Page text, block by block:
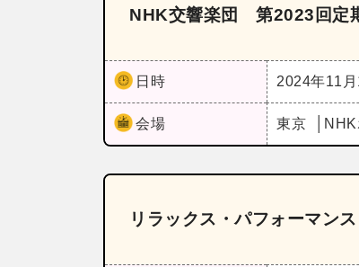
NHK交響楽団 第2023回定
日時 2024年11月
会場 東京
リラックス・パフォーマン